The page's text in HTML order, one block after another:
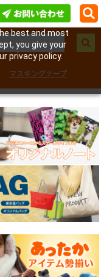
best and most
you give your
privacy policy.
マスキングテープ